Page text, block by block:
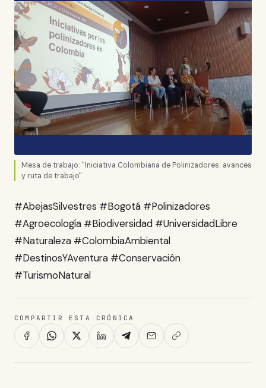
Mesa de trabajo: "Iniciativa Colombiana de Polinizadores: avances
y ruta de trabajo"
#AbejasSilvestres #Bogotá #Polinizadores
#Agroecología #Biodiversidad #UniversidadLibre
#Naturaleza #ColombiaAmbiental
#DestinosYAventura #Conservación
#TurismoNatural
COMPARTIR ESTA CRÓNICA